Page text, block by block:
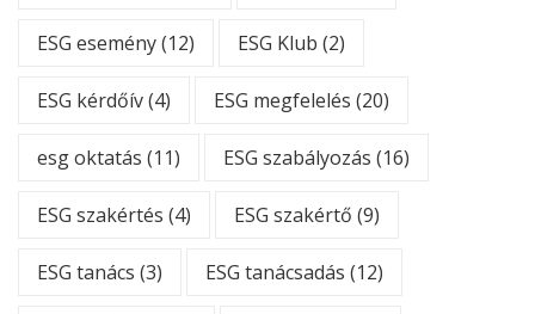
ESG esemény(12) ESG Klub (2)
ESG kérdőív(4) ESG megfelelés (20)
esg oktatás (11) ESG szabályozás (16)
ESG szakértés (4) ESG szakértő (9)
ESG tanács (3) ESG tanácsadás (12)